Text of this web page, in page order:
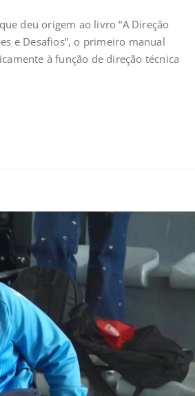
deu origem ao livro “A Direção
e Desafios”, o primeiro manual
à função de direção técnica